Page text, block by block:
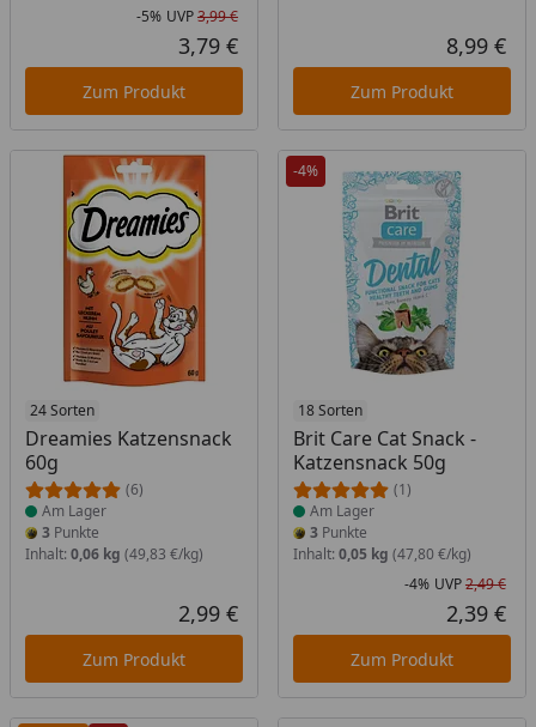
Rabatt in Prozent
-5%
Ursprünglicher Preis
UVP3,99 €
Aktueller Preis
3,79 €
Zum Produkt
8,99 €
Zum Produkt
24 Sorten
Dreamies Katzensnack
60g
(6)
Produkt am Lager
Am Lager
3 Punkte
Inhalt: 0,06 kg (49,83 €/kg)
Aktueller Preis
2,99 €
Zum Produkt
-4%
18 Sorten
Brit Care Cat Snack -
Katzensnack 50g
(1)
Produkt am Lager
Am Lager
3Punkte
Inhalt: 0,05 kg (47,80 €/kg)
-4% UVP2,49 €
2,39 €
Zum Produkt